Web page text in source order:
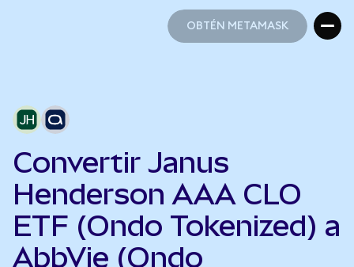
OBTÉN METAMASK
Convertir Janus
Henderson AAA CLO
ETF (Ondo Tokenized) a
AbbVie (Ondo